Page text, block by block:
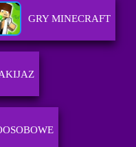
GRY MINECRAFT